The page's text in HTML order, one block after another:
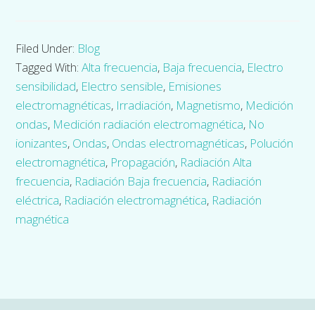
Filed Under: Blog
Tagged With:Alta frecuencia, Baja frecuencia, Electro
sensibilidad, Electro sensible, Emisiones
electromagnéticas, Irradiación, Magnetismo, Medición
ondas, Medición radiación electromagnética, No
ionizantes, Ondas, Ondas electromagnéticas, Polución
electromagnética, Propagación, Radiación Alta
frecuencia, Radiación Baja frecuencia, Radiación
eléctrica, Radiación electromagnética, Radiación
magnética